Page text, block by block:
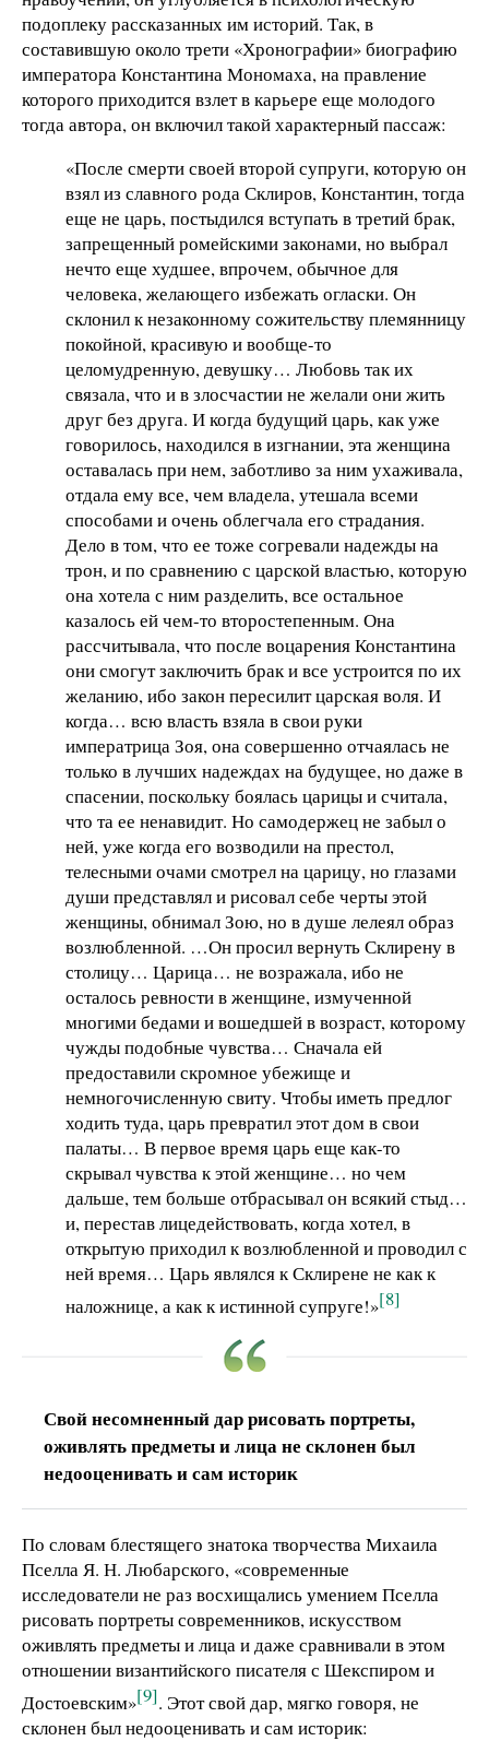
подоплеку рассказанных им историй. Так, в
составившую около трети «Хронографии» биографию
императора Константина Мономаха, на правление
которого приходится взлет в карьере еще молодого
тогда автора, он включил такой характерный пассаж:
«После смерти своей второй супруги, которую он
взял из славного рода Склиров, Константин, тогда
еще не царь, постыдился вступать в третий брак,
запрещенный ромейскими законами, но выбрал
нечто еще худшее, впрочем, обычное для
человека, желающего избежать огласки. Он
склонил к незаконному сожительству племянницу
покойной, красивую и вообще-то
целомудренную, девушку… Любовь так их
связала, что и в злосчастии не желали они жить
друг без друга. И когда будущий царь, как уже
говорилось, находился в изгнании, эта женщина
оставалась при нем, заботливо за ним ухаживала,
отдала ему все, чем владела, утешала всеми
способами и очень облегчала его страдания.
Дело в том, что ее тоже согревали надежды на
трон, и по сравнению с царской властью, которую
она хотела с ним разделить, все остальное
казалось ей чем-то второстепенным. Она
рассчитывала, что после воцарения Константина
они смогут заключить брак и все устроится по их
желанию, ибо закон пересилит царская воля. И
когда… всю власть взяла в свои руки
императрица Зоя, она совершенно отчаялась не
только в лучших надеждах на будущее, но даже в
спасении, поскольку боялась царицы и считала,
что та ее ненавидит. Но самодержец не забыл о
ней, уже когда его возводили на престол,
телесными очами смотрел на царицу, но глазами
души представлял и рисовал себе черты этой
женщины, обнимал Зою, но в душе лелеял образ
возлюбленной. …Он просил вернуть Склирену в
столицу… Царица… не возражала, ибо не
осталось ревности в женщине, измученной
многими бедами и вошедшей в возраст, которому
чужды подобные чувства… Сначала ей
предоставили скромное убежище и
немногочисленную свиту. Чтобы иметь предлог
ходить туда, царь превратил этот дом в свои
палаты… В первое время царь еще как-то
скрывал чувства к этой женщине… но чем
дальше, тем больше отбрасывал он всякий стыд…
и, перестав лицедействовать, когда хотел, в
открытую приходил к возлюбленной и проводил с
ней время… Царь являлся к Склирене не как к
наложнице, а как к истинной супруге!»[8]
Свой несомненный дар рисовать портреты,
оживлять предметы и лица не склонен был
недооценивать и сам историк
По словам блестящего знатока творчества Михаила
Пселла Я. Н. Любарского, «современные
исследователи не раз восхищались умением Пселла
рисовать портреты современников, искусством
оживлять предметы и лица и даже сравнивали в этом
отношении византийского писателя с Шекспиром и
Достоевским»[9]. Этот свой дар, мягко говоря, не
склонен был недооценивать и сам историк: